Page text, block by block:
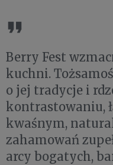
Berry Fest
kuchni.
o jej tradycje i
kontrastowaniu,
kwaśnym,
zahamowań
arcy bogatych,